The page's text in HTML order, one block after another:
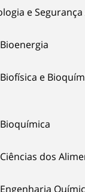
e
e
dos